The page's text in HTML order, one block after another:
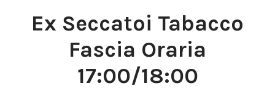
Ex Seccatoi Tabacco
Fascia Oraria
17:00/18:00